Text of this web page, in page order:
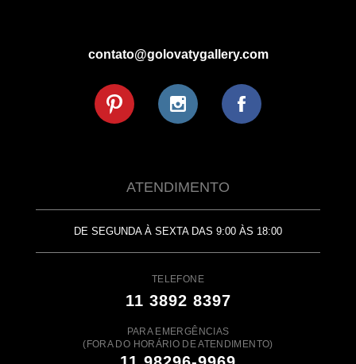
contato@golovatygallery.com
ATENDIMENTO
DE SEGUNDA À SEXTA DAS 9:00 ÀS 18:00
TELEFONE
11 3892 8397
PARA EMERGÊNCIAS
(FORA DO HORÁRIO DE ATENDIMENTO)